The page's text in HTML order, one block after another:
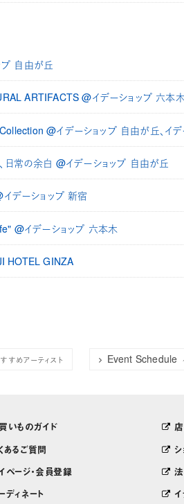
自由が丘
ARTIFACTS @イデーショップ 六本
@イデーショップ 自由が丘、イデ
常の余白 @イデーショップ 自由が丘
デーショップ 新宿
@イデーショップ 六本木
HOTEL GINZA
すめアーティスト Event Schedule
いものガイド
あるご質問
ページ・会員登録
ディネート